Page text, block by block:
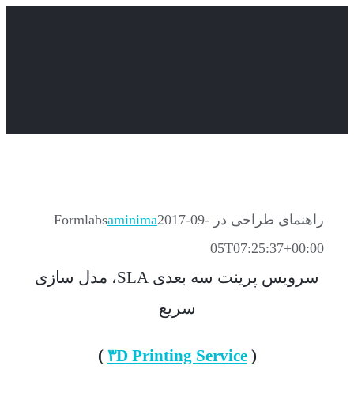
راهنمای طراحی در Formlabs aminima2017-09-
05T07:25:37+00:00
سرویس پرینت سه بعدی SLA، مدل سازی
سریع
(۳D Printing Service )